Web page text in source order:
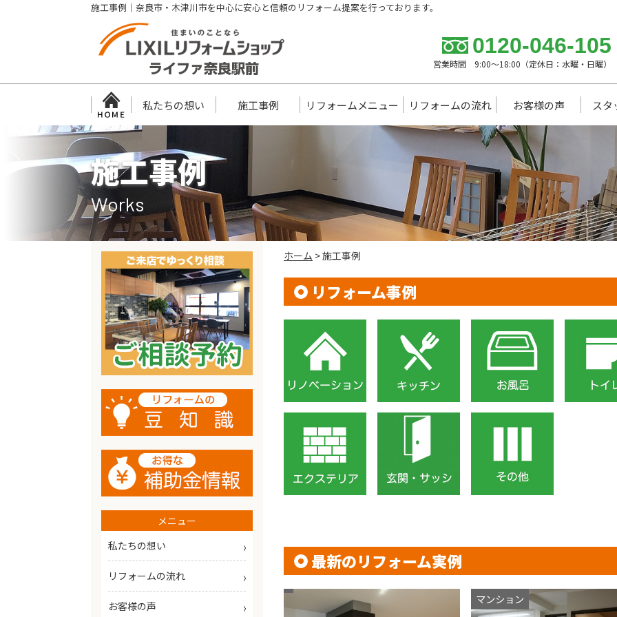
施工事例｜奈良市・木津川市を中心に安心と信頼のリフォーム提案を行っております。
0120-046-105
営業時間 9:00～18:00（定休日：水曜・日曜）
私たちの想い 施工事例 リフォームメニュー リフォームの流れ お客様の声 スタ
施工事例
Works
ホーム >施工事例
リフォーム事例
最新のリフォーム実例
マンション
メニュー
私たちの想い
リフォームの流れ
お客様の声